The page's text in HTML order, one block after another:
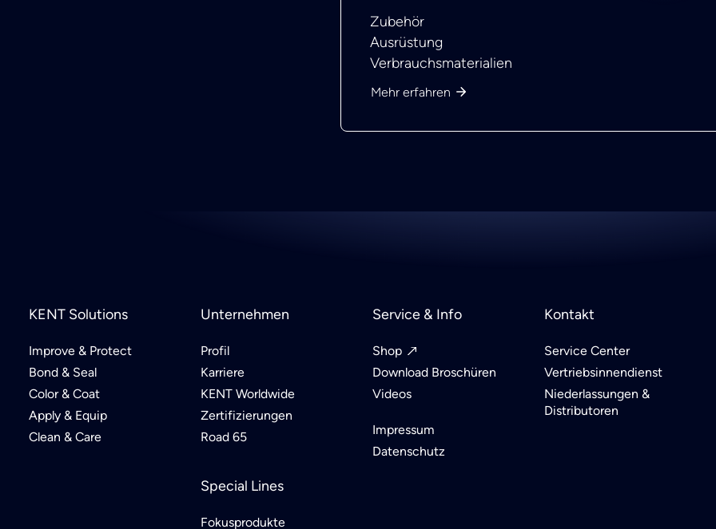
Zubehör
Ausrüstung
Verbrauchsmaterialien
Mehr erfahren
KENT Solutions
Improve & Protect
Bond & Seal
Color & Coat
Apply & Equip
Clean & Care
Unternehmen
Profil
Karriere
KENT Worldwide
Zertifizierungen
Road 65
Special Lines
Fokusprodukte
Service & Info
Shop
Download Broschüren
Videos
Impressum
Datenschutz
Kontakt
Service Center
Vertriebsinnendienst
Niederlassungen &
Distributoren